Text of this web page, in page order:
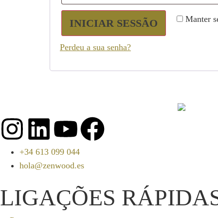
Manter
INICIAR SESSÃO
Perdeu a sua senha?
+34 613 099 044
hola@zenwood.es
LIGAÇÕES